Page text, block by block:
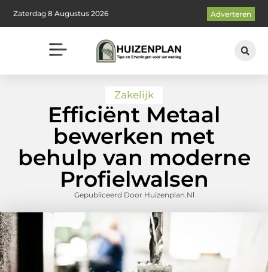
Zaterdag 8 Augustus 2026 Adverteren
Zakelijk
Efficiënt Metaal
bewerken met
behulp van moderne
Profielwalsen
Gepubliceerd Door Huizenplan.nl